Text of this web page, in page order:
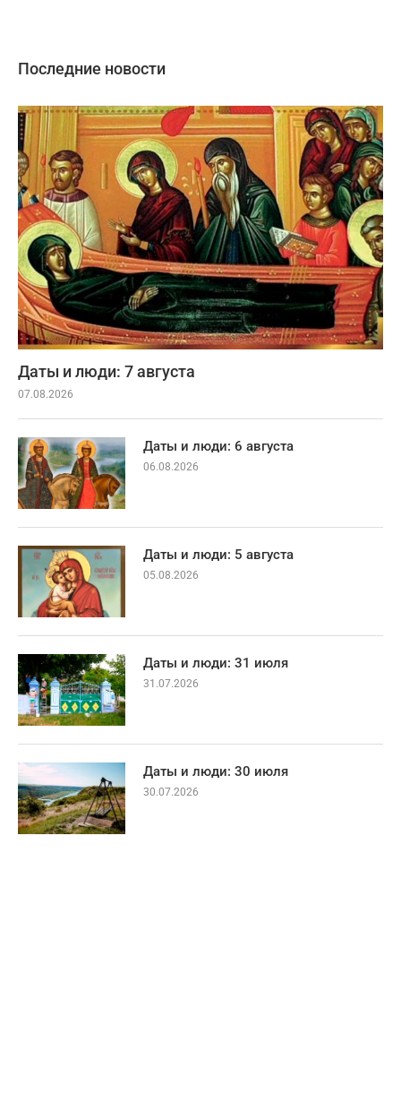
Последние новости
Даты и люди: 7 августа
07.08.2026
Даты и люди: 6 августа
06.08.2026
Даты и люди: 5 августа
05.08.2026
Даты и люди: 31 июля
31.07.2026
Даты и люди: 30 июля
30.07.2026